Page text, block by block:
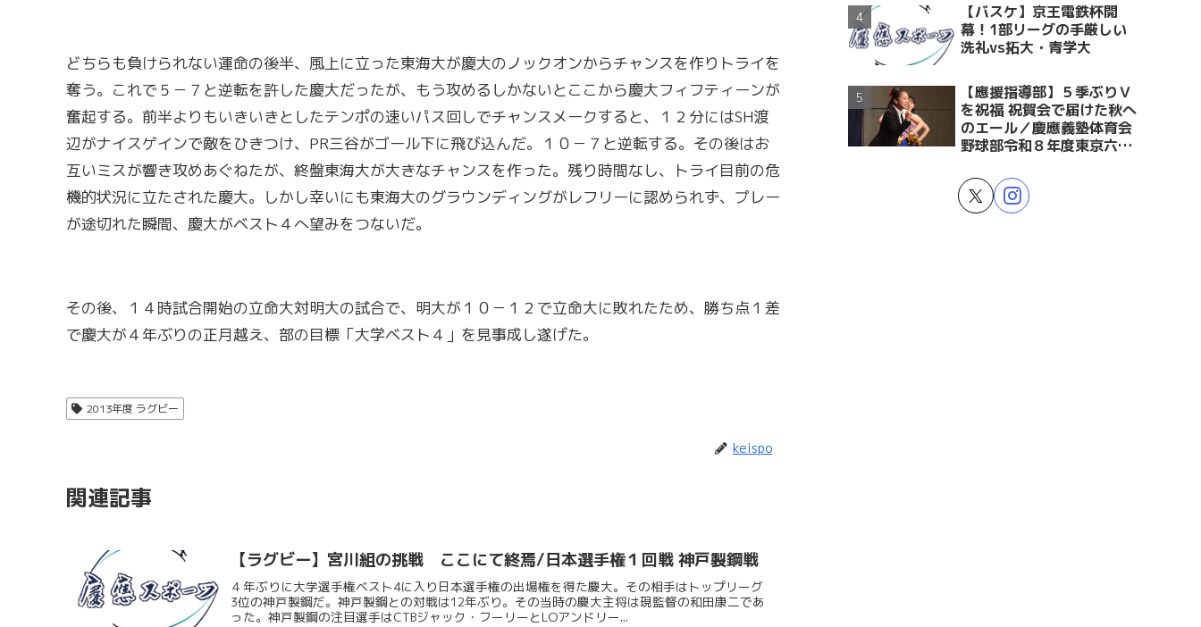
どちらも負けられない運命の後半、風上に立った東海大が慶大のノックオンからチャンスを作りトライを
奪う。これで５－７と逆転を許した慶大だったが、もう攻めるしかないとここから慶大フィフティーンが
奮起する。前半よりもいきいきとしたテンポの速いパス回しでチャンスメークすると、１２分にはSH渡
辺がナイスゲインで敵をひきつけ、PR三谷がゴール下に飛び込んだ。１０－７と逆転する。その後はお
互いミスが響き攻めあぐねたが、終盤東海大が大きなチャンスを作った。残り時間なし、トライ目前の危
機的状況に立たされた慶大。しかし幸いにも東海大のグラウンディングがレフリーに認められず、プレー
が途切れた瞬間、慶大がベスト４へ望みをつないだ。
その後、１４時試合開始の立命大対明大の試合で、明大が１０－１２で立命大に敗れたため、勝ち点１差
で慶大が４年ぶりの正月越え、部の目標「大学ベスト４」を見事成し遂げた。
2013年度 ラグビー
keispo
関連記事
【ラグビー】宮川組の挑戦 ここにて終焉/日本選手権１回戦 神戸製鋼戦
４年ぶりに大学選手権ベスト4に入り日本選手権の出場権を得た慶大。その相手はトップリーグ
3位の神戸製鋼だ。神戸製鋼との対戦は12年ぶり。その当時の慶大主将は現監督の和田康二であ
った。神戸製鋼の注目選手はCTBジャック・フーリーとLOアンドリー...
【バスケ】京王電鉄杯開
幕！1部リーグの手厳しい
洗礼vs拓大・青学大
【應援指導部】５季ぶりＶ
を祝福 祝賀会で届けた秋へ
のエール／慶應義塾体育会
野球部令和８年度東京六大
賀会～後編～